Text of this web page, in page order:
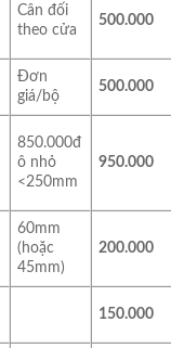
Cân đối
theo cửa
500.000
Đơn
giá/bộ
500.000
850.000đ
ô nhỏ
<250mm
950.000
60mm
(hoặc
45mm)
200.000
150.000